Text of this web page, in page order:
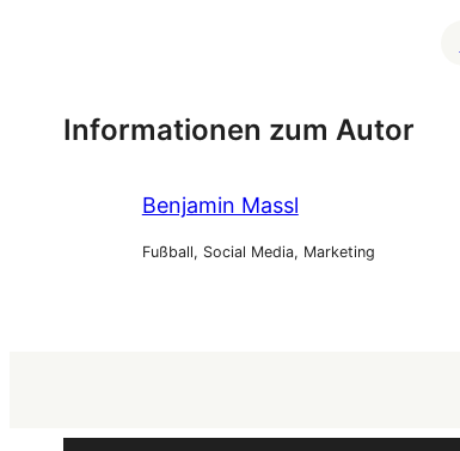
Informationen zum Autor
Benjamin Massl
Fußball, Social Media, Marketing